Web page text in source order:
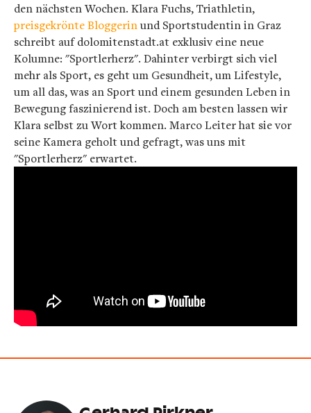
den nächsten Wochen. Klara Fuchs, Triathletin,
preisgekrönte Bloggerinund Sportstudentin in Graz
schreibt auf dolomitenstadt.at exklusiv eine neue
Kolumne: "Sportlerherz". Dahinter verbirgt sich viel
mehr als Sport, es geht um Gesundheit, um Lifestyle,
um all das, was an Sport und einem gesunden Leben in
Bewegung faszinierend ist. Doch am besten lassen wir
Klara selbst zu Wort kommen. Marco Leiter hat sie vor
seine Kamera geholt und gefragt, was uns mit
"Sportlerherz" erwartet.